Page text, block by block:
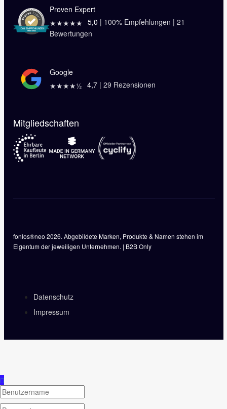
Proven Expert
★★★★★ 5,0 | 100% Empfehlungen | 21
Bewertungen
Google
★★★★½ 4,7| 29 Rezensionen
Mitgliedschaften
fonlos®neo 2026. Abgebildete Marken, Produkte & Namen stehen im
Eigentum der jeweiligen Unternehmen. | B2B Only
Datenschutz
Impressum